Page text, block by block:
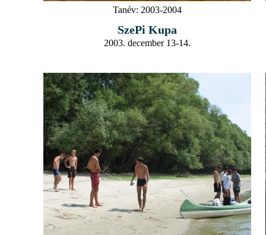
Tanév: 2003-2004
SzePi Kupa
2003. december 13-14.